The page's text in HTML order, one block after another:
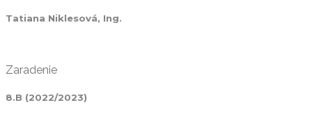
Tatiana Niklesová, Ing.
Zaradenie
8.B (2022/2023)